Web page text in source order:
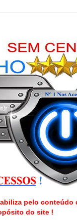
pelo
do site !